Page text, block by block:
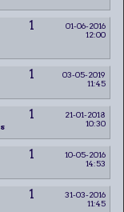
1
01-06-2016
12:00
1
03-05-2019
11:45
1
21-01-2018
10:30
1
10-05-2016
14:53
1
31-03-2016
11:45